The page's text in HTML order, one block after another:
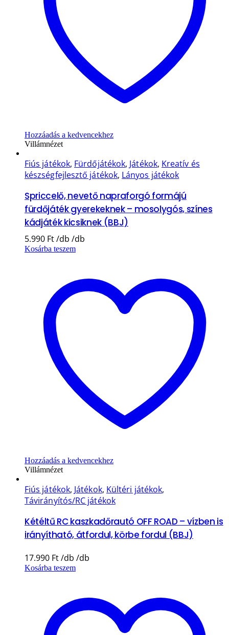
Hozzáadás a kedvencekhez
Villámnézet
Fiús játékok, Fürdőjátékok, Játékok, Kreatív és
készségfejlesztő játékok, Lányos játékok
Spriccelő, nevető napraforgó formájú
fürdőjáték gyerekeknek – mosolygós, színes
kádjáték kicsiknek (BBJ)
5.990 Ft
Kosárba teszem
Hozzáadás a kedvencekhez
Villámnézet
Fiús játékok, Játékok, Kültéri játékok,
Távirányítós/RC játékok
Kétéltű RC kaszkadőrautó OFF ROAD – vízben is
irányítható, átfordul, körbe fordul (BBJ)
17.990 Ft
Kosárba teszem